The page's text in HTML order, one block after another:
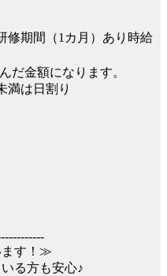
修期間（1カ月）あり時給
だ金額になります。
満は日割り
ます！≫
る方も安心♪